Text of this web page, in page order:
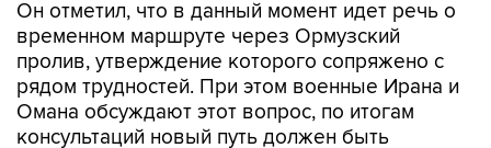
пролив, утверждение которого сопряжено с
рядом трудностей. При этом военные Ирана и
Омана обсуждают этот вопрос, по итогам
консультаций новый путь должен быть
определен.